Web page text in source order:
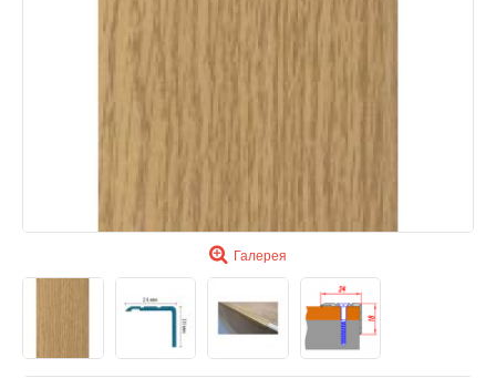
Галерея